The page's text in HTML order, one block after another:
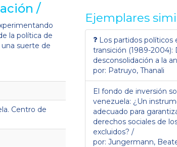
/
la política de
suerte de
Centro de
Ejemplares
Los partidos políticos
transición (1989-2004):
desconsolidación a la
por: Patruyo, Thanali
El fondo de inversión
venezuela: ¿Un
adecuado para
derechos sociales de
excluidos? /
por: Jungermann,